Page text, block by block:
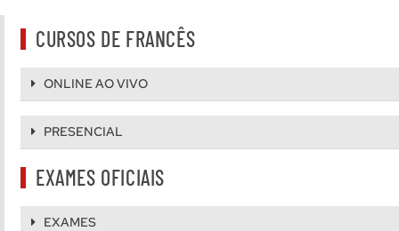
CURSOS DE FRANCÊS
ONLINE AO VIVO
PRESENCIAL
EXAMES OFICIAIS
EXAMES